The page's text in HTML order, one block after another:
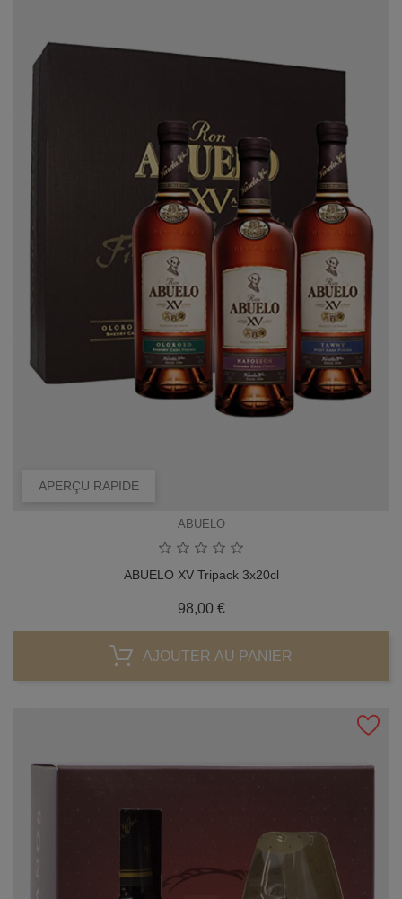
APERÇU RAPIDE
ABUELO
ABUELO XV Tripack 3x20cl
98,00 €Prix
AJOUTER AU PANIER